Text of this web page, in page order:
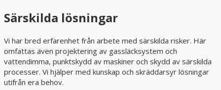
Särskilda lösningar
Vi har bred erfarenhet från arbete med särskilda risker. Här
omfattas även projektering av gassläcksystem och
vattendimma, punktskydd av maskiner och skydd av särskilda
processer. Vi hjälper med kunskap och skräddarsyr lösningar
utifrån era behov.